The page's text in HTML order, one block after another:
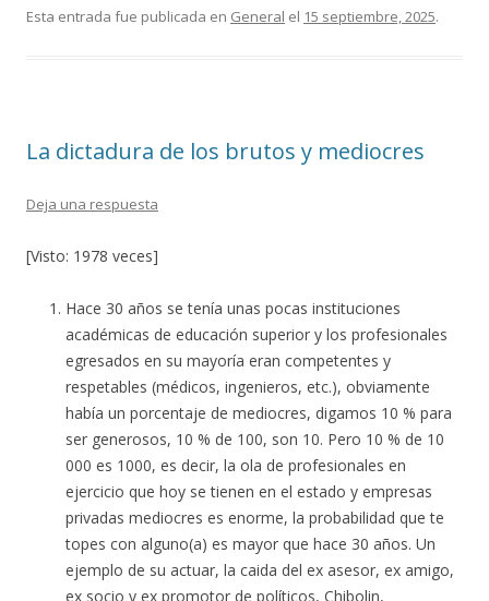
e
k
itt m
r
Esta entrada fue publicada en General el 15 septiembre, 2025.
La dictadura de los brutos y mediocres
Deja una respuesta
[Visto: 1978 veces]
Hace 30 años se tenía unas pocas instituciones
académicas de educación superior y los profesionales
egresados en su mayoría eran competentes y
respetables (médicos, ingenieros, etc.), obviamente
había un porcentaje de mediocres, digamos 10 % para
ser generosos, 10 % de 100, son 10. Pero 10 % de 10
000 es 1000, es decir, la ola de profesionales en
ejercicio que hoy se tienen en el estado y empresas
privadas mediocres es enorme, la probabilidad que te
topes con alguno(a) es mayor que hace 30 años. Un
ejemplo de su actuar, la caida del ex asesor, ex amigo,
ex socio y ex promotor de políticos, Chibolin,